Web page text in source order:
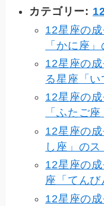
カテゴリー:
12星座の
「かに座
12星座の
る星座「
12星座の
「ふたご
12星座の
し座」の
12星座の
座「てん
12星座の